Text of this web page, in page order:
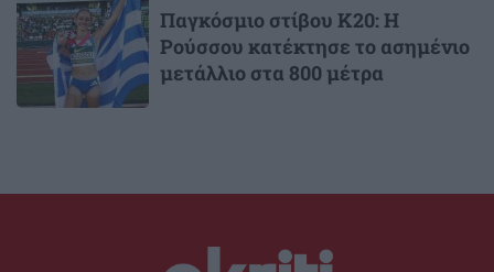
Παγκόσμιο στίβου Κ20: Η
Ρούσσου κατέκτησε το ασημένιο
μετάλλιο στα 800 μέτρα